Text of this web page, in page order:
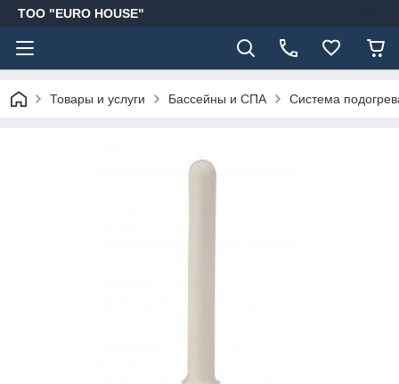
ТОО "EURO HOUSE"
Товары и услуги Бассейны и СПА Система